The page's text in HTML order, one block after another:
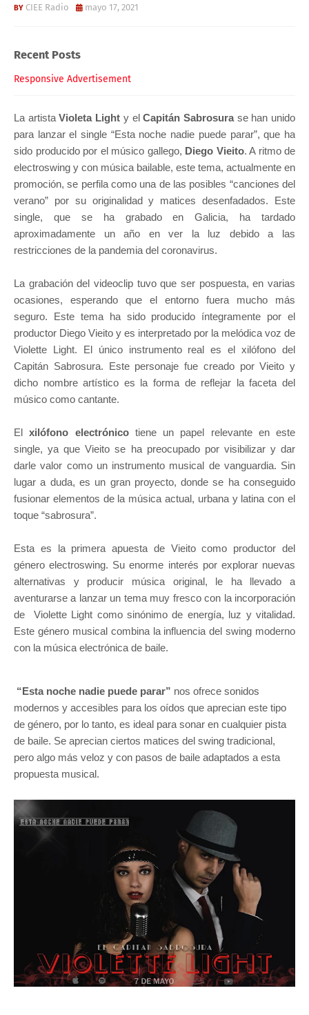
CIEE Radio mayo 17, 2021
Recent Posts
Responsive Advertisement
La artistaVioleta Light y elCapitán Sabrosurase han unido
para lanzar el single “Esta noche nadie puede parar”, que ha
sido producido por el músico gallego, Diego Vieito. A ritmo de
electroswing y con música bailable, este tema, actualmente en
promoción, se perfila como una de las posibles “canciones del
verano” por su originalidad y matices desenfadados. Este
single, que se ha grabado en Galicia, ha tardado
aproximadamente un año en ver la luz debido a las
restricciones de la pandemia del coronavirus.
La grabación del videoclip tuvo que ser pospuesta, en varias
ocasiones, esperando que el entorno fuera mucho más
seguro. Este tema ha sido producido íntegramente por el
productor Diego Vieito y es interpretado por la melódica voz de
Violette Light. El único instrumento real es el xilófono del
Capitán Sabrosura. Este personaje fue creado por Vieito y
dicho nombre artístico es la forma de reflejar la faceta del
músico como cantante.
Elxilófono electrónicotiene un papel relevante en este
single, ya que Vieito se ha preocupado por visibilizar y dar
darle valor como un instrumento musical de vanguardia. Sin
lugar a duda, es un gran proyecto, donde se ha conseguido
fusionar elementos de la música actual, urbana y latina con el
toque “sabrosura”.
Esta es la primera apuesta de Vieito como productor del
género electroswing. Su enorme interés por explorar nuevas
alternativas y producir música original, le ha llevado a
aventurarse a lanzar un tema muy fresco con la incorporación
de Violette Light como sinónimo de energía, luz y vitalidad.
Este género musical combina la influencia del swing moderno
con la música electrónica de baile.
“Esta noche nadie puede parar” nos ofrece sonidos
modernos y accesibles para los oídos que aprecian este tipo
de género, por lo tanto, es ideal para sonar en cualquier pista
de baile. Se aprecian ciertos matices del swing tradicional,
pero algo más veloz y con pasos de baile adaptados a esta
propuesta musical.